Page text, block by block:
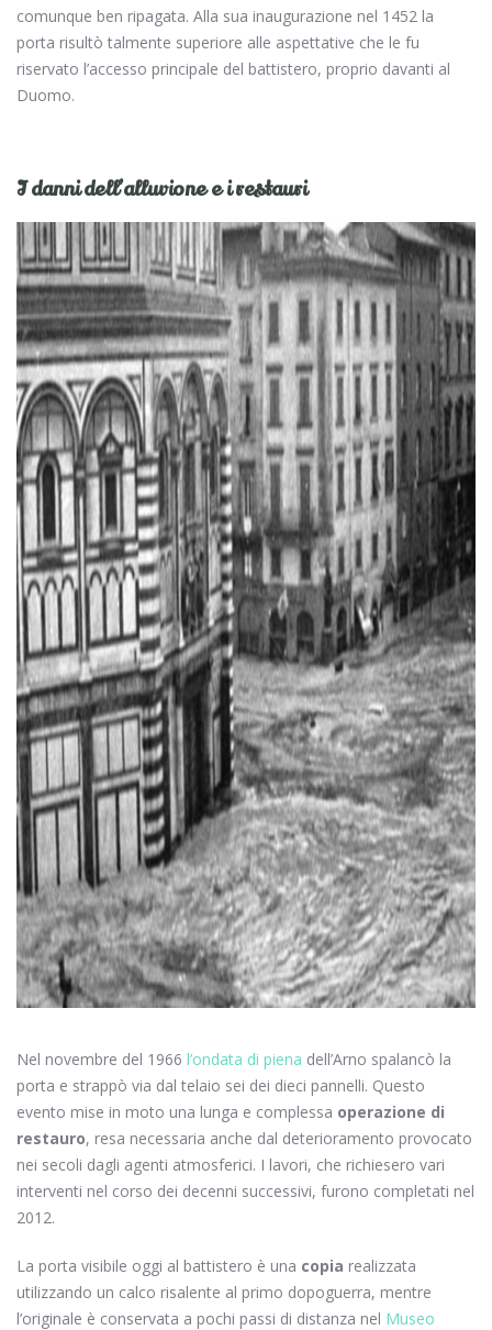
comunque ben ripagata. Alla sua inaugurazione nel 1452 la
porta risultò talmente superiore alle aspettative che le fu
riservato l’accesso principale del battistero, proprio davanti al
Duomo.
I danni dell’alluvione e i restauri
Nel novembre del 1966 l’ondata di piena dell’Arno spalancò la
porta e strappò via dal telaio sei dei dieci pannelli. Questo
evento mise in moto una lunga e complessa operazione di
restauro, resa necessaria anche dal deterioramento provocato
nei secoli dagli agenti atmosferici. I lavori, che richiesero vari
interventi nel corso dei decenni successivi, furono completati nel
2012.
La porta visibile oggi al battistero è una copia realizzata
utilizzando un calco risalente al primo dopoguerra, mentre
l’originale è conservata a pochi passi di distanza nel Museo